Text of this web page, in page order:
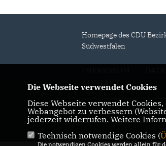
Homepage des CDU
Südwestfalen
KONTAKT
© 2026 CDU Bezirksverband
Alle Rechte vorbehalten.
Die Webseite verwendet Cookies
Diese Webseite verwendet
Webangebot zu verbessern
jederzeit widerrufen. Weitere
Technisch notwendige Cookies (
Die notwendigen Cookies werden allein für